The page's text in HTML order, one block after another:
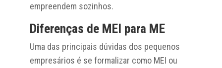
empreendem sozinhos.
Diferenças de MEI para ME
Uma das principais dúvidas dos pequenos
empresários é se formalizar como MEI ou